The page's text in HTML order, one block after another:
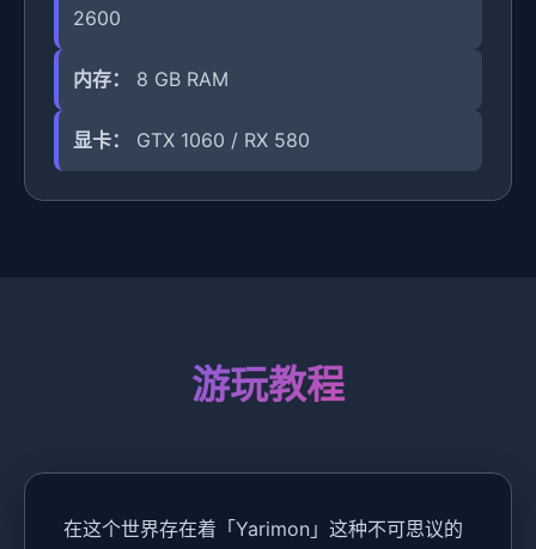
2600
内存： 8 GB RAM
显卡： GTX 1060 / RX 580
游玩教程
在这个世界存在着「Yarimon」这种不可思议的